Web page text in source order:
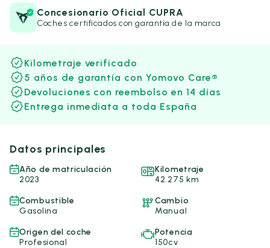
Concesionario Oficial CUPRA
Coches certificados con garantía de la marca
Kilometraje verificado
5 años de garantía con Yomovo Care®
Devoluciones con reembolso en 14 días
Entrega inmediata a toda España
Datos principales
Año de matriculación
2023
Kilometraje
42.275 km
Combustible
Gasolina
Cambio
Manual
Origen del coche
Profesional
Potencia
150cv